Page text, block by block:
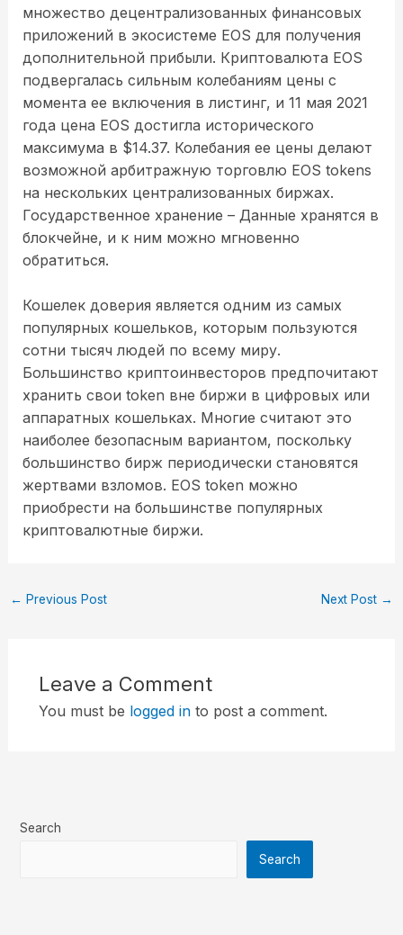
множество децентрализованных финансовых
приложений в экосистеме EOS для получения
дополнительной прибыли. Криптовалюта EOS
подвергалась сильным колебаниям цены с
момента ее включения в листинг, и 11 мая 2021
года цена EOS достигла исторического
максимума в $14.37. Колебания ее цены делают
возможной арбитражную торговлю EOS tokens
на нескольких централизованных биржах.
Государственное хранение – Данные хранятся в
блокчейне, и к ним можно мгновенно
обратиться.
Кошелек доверия является одним из самых
популярных кошельков, которым пользуются
сотни тысяч людей по всему миру.
Большинство криптоинвесторов предпочитают
хранить свои token вне биржи в цифровых или
аппаратных кошельках. Многие считают это
наиболее безопасным вариантом, поскольку
большинство бирж периодически становятся
жертвами взломов. EOS token можно
приобрести на большинстве популярных
криптовалютные биржи.
← Previous Post Next Post →
Leave a Comment
You must be logged into post a comment.
Search
Search